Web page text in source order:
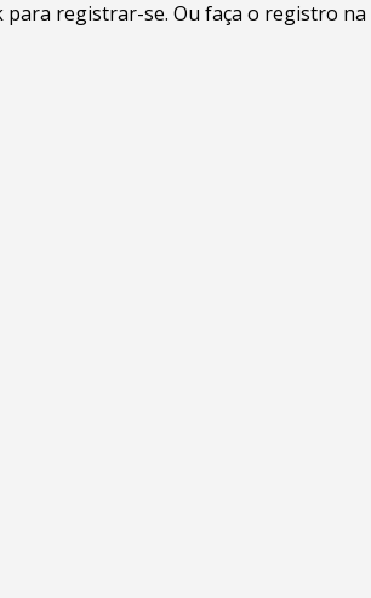
registrar-se. Ou faça o registro